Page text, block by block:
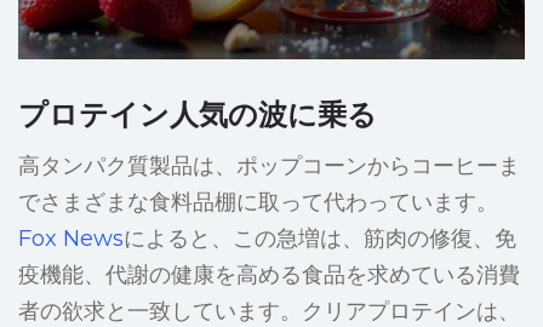
プロテイン人気の波に乗る
高タンパク質製品は、ポップコーンからコーヒーま
でさまざまな食料品棚に取って代わっています。
Fox Newsによると、この急増は、筋肉の修復、免
疫機能、代謝の健康を高める食品を求めている消費
者の欲求と一致しています。クリアプロテインは、